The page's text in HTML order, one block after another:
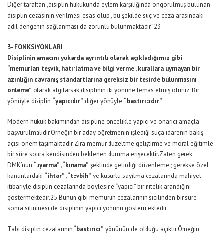
Diğer taraftan ,disiplin hukukunda eylem karşılığında öngörülmüş bulunan
disiplin cezasının verilmesi esas olup , bu şekilde suç ve ceza arasındaki
adil dengenin sağlanması da zorunlu bulunmaktadır.”23
3- FONKSİYONLARI
Disiplinin amacını yukarda ayrıntılı olarak açıkladığımız gibi
“memurları teşvik, hatırlatma ve bilgi verme , kurallara uymayan bir
azınlığın davranış standartlarına gereksiz bir tesirde bulunmasını
önleme” olarak algılarsak disiplinin iki yönüne temas etmiş oluruz. Bir
yönüyle disiplin “yapıcıdır” diğer yönüyle “bastırıcıdır”
Modern hukuk bakımından disipline öncelikle yapıcı ve onarıcı amaçla
başvurulmalıdır.Örneğin bir aday öğretmenin işlediği suça idarenin bakış
açısı önem taşımaktadır. Zira memur düzeltme geliştirme ve moral eğitimle
bir süre sonra kendisinden beklenen duruma erişecektir.Zaten gerek
DMK’nun “uyarma” , “kınama” şeklinde getirdiği düzenleme ; gerekse özel
kanunlardaki “ihtar” , “tevbih” ve kusurlu sayılma cezalarında mahiyet
itibariyle disiplin cezalarında böylesine “yapıcı” bir nitelik arandığını
göstermektedir.25 Bunun gibi memurun cezalarının sicilinden bir süre
sonra silinmesi de disiplinin yapıcı yönünü göstermektedir.
Tabi disiplin cezalarının “bastırıcı” yönünün de olduğu açıktır.Örneğin